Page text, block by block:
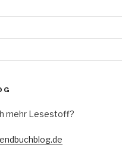
mehr Lesestoff?